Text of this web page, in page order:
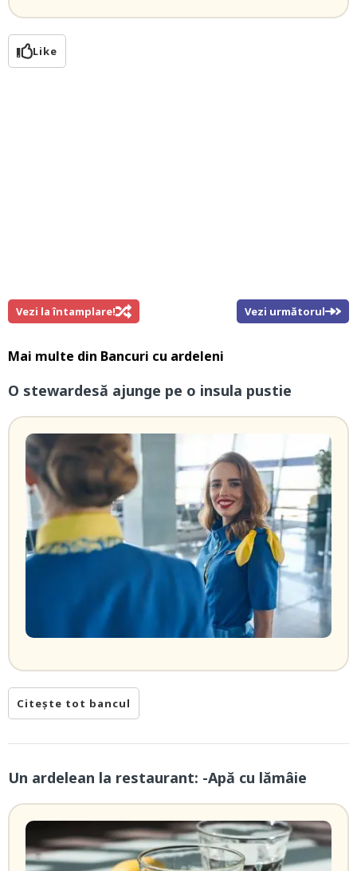
Like
Vezi la întamplare! Vezi următorul
Mai multe din Bancuri cu ardeleni
O stewardesă ajunge pe o insula pustie
Citește tot bancul
Un ardelean la restaurant: -Apă cu lămâie